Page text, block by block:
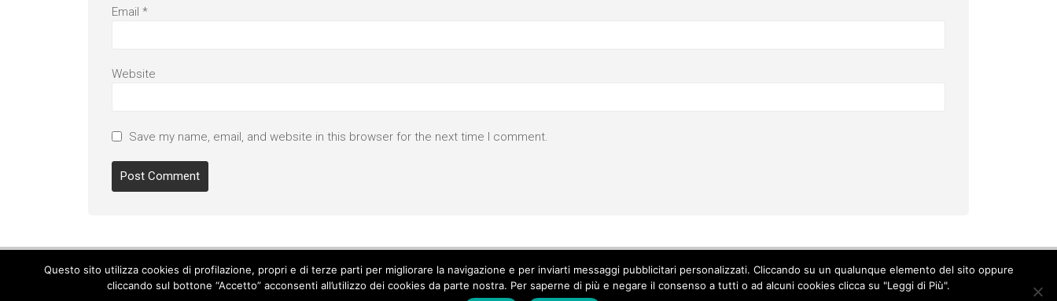
Email *
Website
Save my name, email, and website in this browser for the next time I comment.
Cookie Policy-Privacy Policy
Questo sito utilizza cookies di profilazione, propri e di terze parti per migliorare la navigazione e per inviarti messaggi pubblicitari personalizzati. Cliccando su un qualunque elemento del sito oppure
cliccando sul bottone “Accetto” acconsenti all’utilizzo dei cookies da parte nostra. Per saperne di più e negare il consenso a tutti o ad alcuni cookies clicca su "Leggi di Più".